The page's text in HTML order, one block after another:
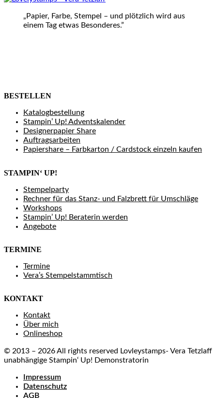
„Papier, Farbe, Stempel – und plötzlich wird aus
einem Tag etwas Besonderes.”
BESTELLEN
Katalogbestellung
Stampin’ Up! Adventskalender
Designerpapier Share
Auftragsarbeiten
Papiershare – Farbkarton / Cardstock einzeln kaufen
STAMPIN‘ UP!
Stempelparty
Rechner für das Stanz- und Falzbrett für Umschläge
Workshops
Stampin’ Up! Beraterin werden
Angebote
TERMINE
Termine
Vera’s Stempelstammtisch
KONTAKT
Kontakt
Über mich
Onlineshop
© 2013 – 2026 All rights reserved Lovleystamps- Vera Tetzlaff
unabhängige Stampin‘ Up! Demonstratorin
Impressum
Datenschutz
AGB